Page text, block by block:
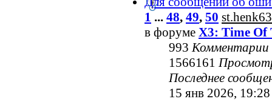
1 ... 48, 49, 50 st.henk63
в форуме X3: Time Of
993Комментарии
1566161
Последнее
15 янв 2026, 19:28